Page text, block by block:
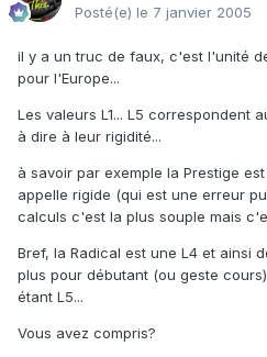
Posté(e) le 7 janvier 2005
il y a un truc de faux, c'est l'unité
pour l'Europe...
Les valeurs L1... L5 correspondent
à dire à leur rigidité...
à savoir par exemple la Prestige
appelle rigide (qui est une erreur
calculs c'est la plus souple mais
Bref, la Radical est une L4 et ainsi
plus pour débutant (ou geste
étant L5...
Vous avez compris?